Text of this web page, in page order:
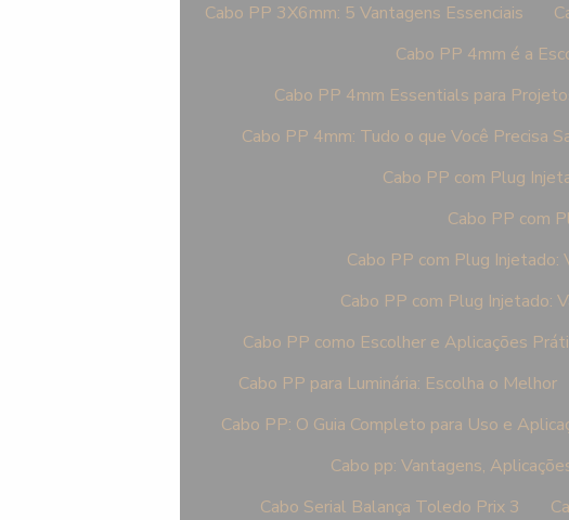
Cabo PP 3X6mm: 5 Vantagens Essenciais
Cabo PP 4mm é a
Cabo PP 4mm Essentials para
Cabo PP 4mm: Tudo o que Você Precisa
Cabo PP com Plug
Cabo PP com
Cabo PP com Plug Injetado:
Cabo PP com Plug Injetado:
Cabo PP como Escolher e Aplicações
Cabo PP para Luminária: Escolha o Melhor
Cabo PP: O Guia Completo para Uso e
Cabo pp: Vantagens,
Cabo Serial Balança Toledo Prix 3